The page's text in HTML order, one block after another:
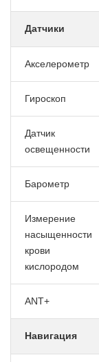
Датчики
Акселерометр
Гироскоп
Датчик
освещенности
Барометр
Измерение
насыщенности
крови
кислородом
ANT+
Навигация